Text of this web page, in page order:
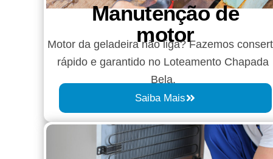
Manutenção de
motor
Motor da geladeira não liga? Fazemos
rápido e garantido no Loteamento Chapada
Bela.
Saiba Mais